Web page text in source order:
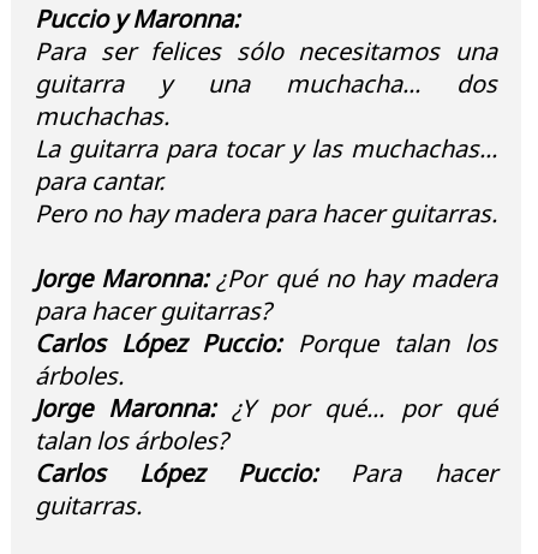
Puccio y Maronna:
Para ser felices sólo necesitamos una
guitarra y una muchacha... dos
muchachas.
La guitarra para tocar y las muchachas...
para cantar.
Pero no hay madera para hacer guitarras.
Jorge Maronna:¿Por qué no hay madera
para hacer guitarras?
Carlos López Puccio: Porque talan los
árboles.
Jorge Maronna: ¿Y por qué... por qué
talan los árboles?
Carlos López Puccio: Para hacer
guitarras.